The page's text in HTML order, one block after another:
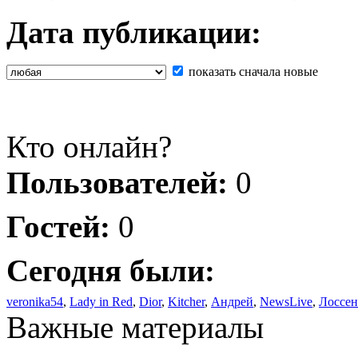
Дата публикации:
показать сначала новые
Кто онлайн?
Пользователей: 0
Гостей: 0
Сегодня были:
veronika54, Lady in Red, Dior, Kitcher, Андрей, NewsLive,
Важные материалы